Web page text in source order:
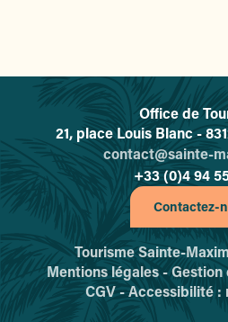
Office de
21, place Louis Blanc -
contact@sainte-
+33 (0)4 94
Contactez-
Tourisme Sainte-
Mentions légales -Gestion
CGV -Accessibilité :